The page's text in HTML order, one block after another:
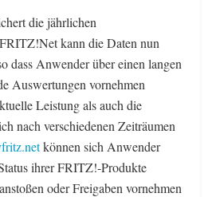
die jährlichen
kann die Daten nun
dass Anwender über einen langen
Auswertungen vornehmen
Leistung als auch die
nach verschiedenen Zeiträumen
können sich Anwender
ihrer FRITZ!-Produkte
oder Freigaben vornehmen